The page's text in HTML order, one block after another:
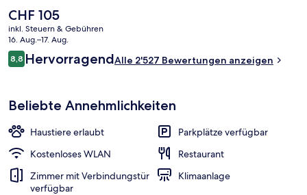
Fuß höchstens 10 Minuten entfernt: McMenamins Crystal Ballroom
und Tom McCall Waterfront Park. Die bequemen Betten und das
hilfsbereite Personal erhalten tolle Bewertungen von anderen
Reisenden. Die Unterkunft ist nur einen kurzen Fußmarsch von den
öffentlichen Verkehrsmitteln entfernt: Bis zur U-Bahn (Station SW
6th-Pine Street und Station SW 5th-Oak Street) sind es nur wenige
Der
aktuelle
Preis
beträgt
CHF 105.
CHF 105
inkl. Steuern & Gebühren
16. Aug.–17. Aug.
Bewertungen
8,88,8 von 10.
HervorragendAlle 2'527 Bewertungen anzeigen
Beliebte Annehmlichkeiten
Haustiere erlaubt
Parkplätze verfügbar
Kostenloses WLAN
Restaurant
Zimmer mit Verbindungstür
verfügbar
Klimaanlage